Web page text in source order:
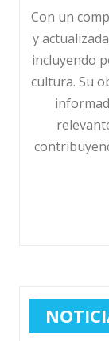
Con un
y
incluyendo
cultura. Su